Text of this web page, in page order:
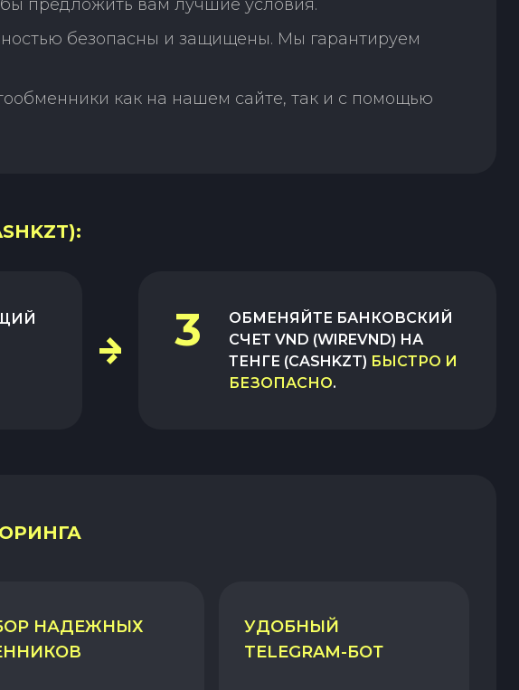
предложить вам лучшие условия.
безопасны и защищены. Мы гарантируем
как на нашем сайте, так и с помощью
3 ОБМЕНЯЙТЕ БАНКОВСКИЙ
СЧЕТ VND (WIREVND) НА
ТЕНГЕ (CASHKZT) БЫСТРО И
БЕЗОПАСНО.
НАДЕЖНЫХ
УДОБНЫЙ
TELEGRAM-БОТ